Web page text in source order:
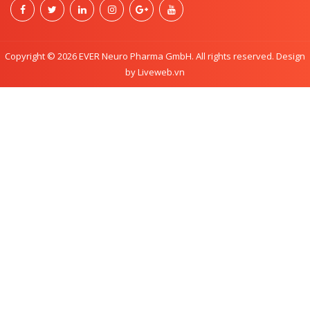
Copyright © 2026 EVER Neuro Pharma GmbH. All rights reserved. Design
by Liveweb.vn